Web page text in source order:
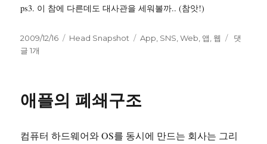
ps3. 이 참에 다른데도 대사관을 세워볼까.. (참앗!)
작
성
2009/12/16
카
Head Snapshot
태
App, SNS,Web, 앱, 웹
웹
가
댓
글 1개
애플의 폐쇄구조
컴퓨터 하드웨어와 OS를 동시에 만드는 회사는 그리